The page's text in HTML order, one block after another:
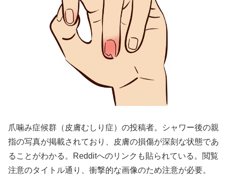
爪噛み症候群（皮膚むしり症）の投稿者。シャワー後の親
指の写真が掲載されており、皮膚の損傷が深刻な状態であ
ることがわかる。Redditへのリンクも貼られている。閲覧
注意のタイトル通り、衝撃的な画像のため注意が必要。